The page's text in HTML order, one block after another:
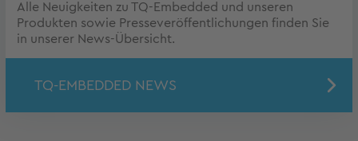
Alle Neuigkeiten zu TQ-Embedded und unseren
Produkten sowie Presseveröffentlichungen finden Sie
in unserer News-Übersicht.
TQ-EMBEDDED NEWS